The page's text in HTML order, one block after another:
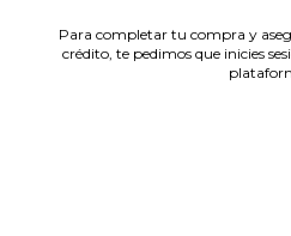
Para completar tu compra y
crédito, te pedimos que inicies